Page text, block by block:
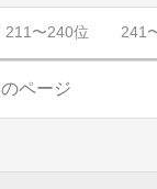
211〜240位 241
ページ